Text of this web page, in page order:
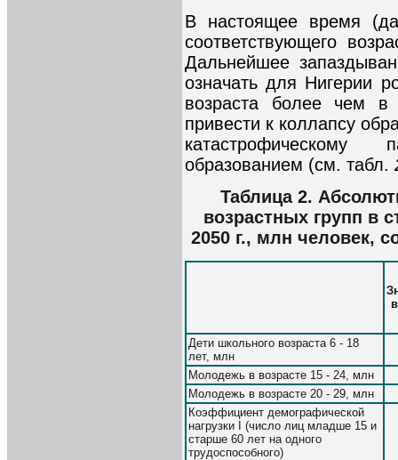
В настоящее время
соответствующего
Дальнейшее
означать для Нигерии
возраста более чем
привести к коллапсу
образованием (см. табл.
Таблица 2.
возрастных групп в
2050 г., млн человек,
Дети школьного возраста 6 - 18
лет, млн
Молодежь в возрасте 15 - 24, млн
Молодежь в возрасте 20 - 29, млн
Коэффициент демографической
нагрузки I (число лиц младше 15 и
старше 60 лет на одного
трудоспособного)